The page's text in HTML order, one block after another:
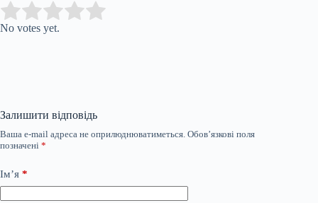
Rate this item:
No votes yet.
Залишити відповідь
Ваша e-mail адреса не оприлюднюватиметься. Обов’язкові поля
позначені *
Ім’я *